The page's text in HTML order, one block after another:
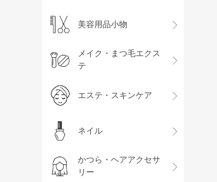
美容用品小物
メイク・まつ毛エクス
テ
エステ・スキンケア
ネイル
かつら・ヘアアクセサ
リー